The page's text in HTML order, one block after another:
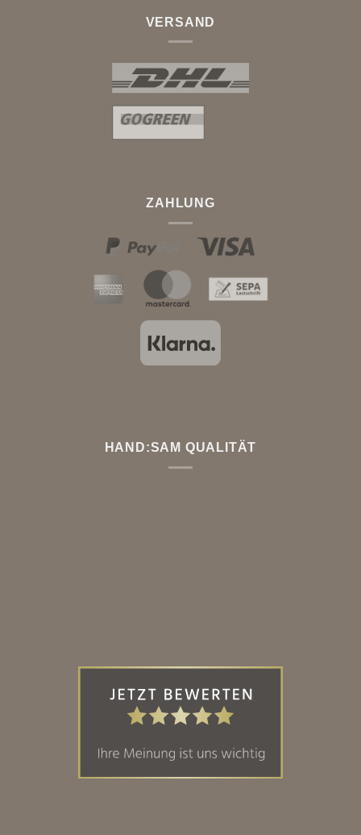
VERSAND
ZAHLUNG
HAND:SAM QUALITÄT